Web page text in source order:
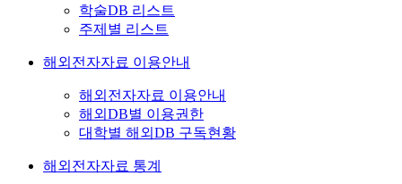
학술DB 리스트
주제별 리스트
해외전자자료 이용안내
해외전자자료 이용안내
해외DB별 이용권한
대학별 해외DB 구독현황
해외전자자료 통계